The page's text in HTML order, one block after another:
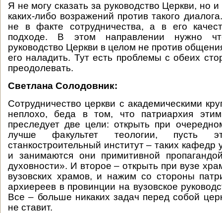
Я не могу сказать за руководство Церкви, но
каких-либо возражений против такого
не в факте сотрудничества, а в его
подходе. В этом направлении нужно
руководство Церкви в целом не против
его наладить. Тут есть проблемы с обеих
преодолевать.
Светлана Солодовник:
Сотрудничество церкви с академическими
неплохо, беда в том, что патриархия этим
преследует две цели: открыть при
лучше факультет теологии, пусть
станкостроительный институт – таких
и занимаются они примитивной
духовности». И второе – открыть при вузе
вузовских храмов, и нажим со стороны
архиереев в провинции на вузовское
Все – больше никаких задач перед собой
не ставит.